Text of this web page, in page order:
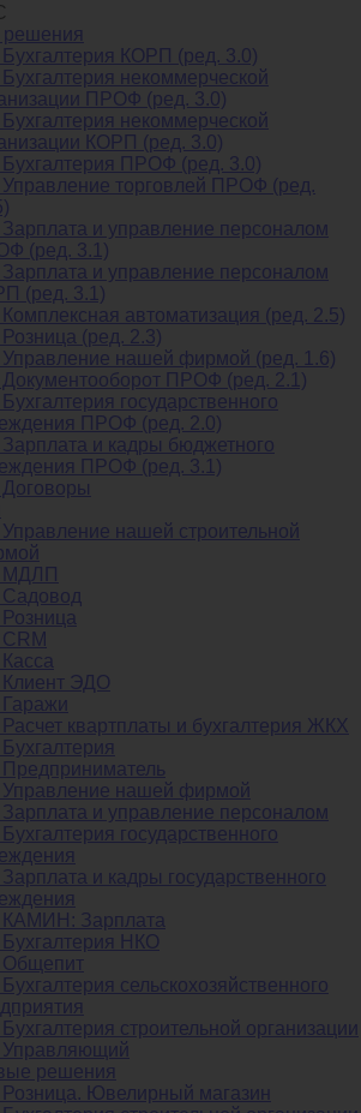
Бухгалтерия КОРП (ред. 3.0)
некоммерческой
ПРОФ (ред. 3.0)
некоммерческой
КОРП (ред. 3.0)
Бухгалтерия ПРОФ (ред. 3.0)
Управление торговлей ПРОФ (ред.
Зарплата и управление персоналом
(ред. 3.1)
Зарплата и управление персоналом
(ред. 3.1)
Комплексная автоматизация (ред. 2.5)
(ред. 2.3)
нашей фирмой (ред. 1.6)
ПРОФ (ред. 2.1)
государственного
ПРОФ (ред. 2.0)
Зарплата и кадры бюджетного
ПРОФ (ред. 3.1)
нашей строительной
МДЛП
ЭДО
Расчет квартплаты и бухгалтерия ЖКХ
Предприниматель
Управление нашей фирмой
Зарплата и управление персоналом
государственного
и кадры государственного
КАМИН: Зарплата
Бухгалтерия НКО
Общепит
сельскохозяйст­венного
строительной организации
решения
Ювелирный магазин